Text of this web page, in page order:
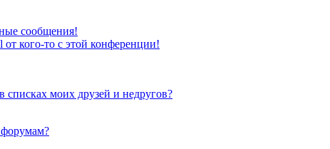
сообщения!
кого-то с этой конференции!
списках моих друзей и недругов?